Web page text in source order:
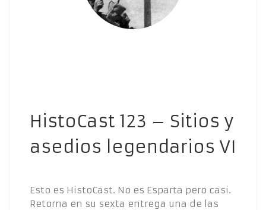
HistoCast 123 – Sitios y
asedios legendarios VI
Esto es HistoCast. No es Esparta pero casi.
Retorna en su sexta entrega una de las